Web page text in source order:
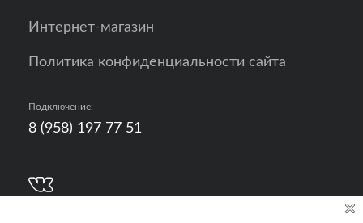
Интернет-магазин
Политика конфиденциальности сайта
Подключение:
8 (958) 197 77 51